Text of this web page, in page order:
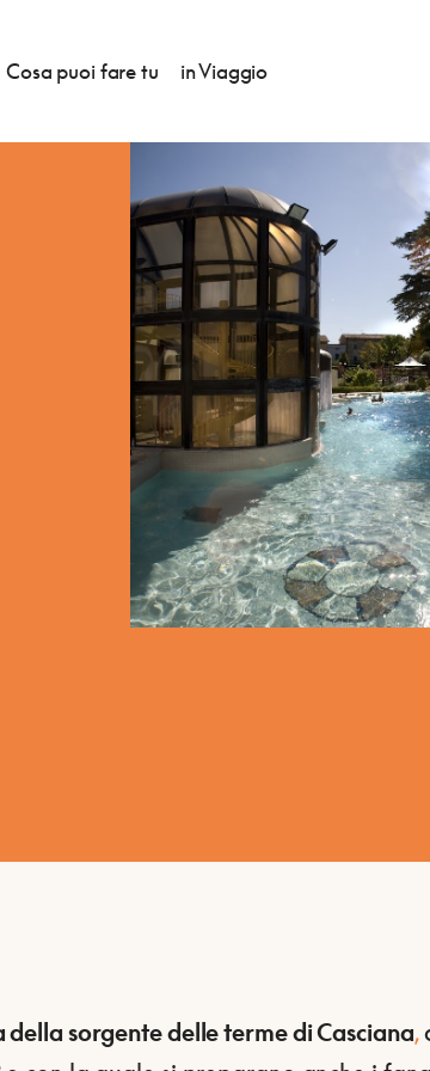
Cosa puoi fare tu in Viaggio
della sorgente delle terme di Casciana,